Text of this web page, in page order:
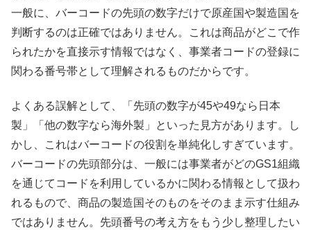
一般に、バーコードの先頭の数字だけで原産国や製造国を
判断するのは正確ではありません。これは商品がどこで作
られたかを直接示す情報ではなく、事業者コードの登録に
関わる番号帯として理解されるものだからです。
よくある誤解として、「先頭の数字が45や49なら日本
製」「他の数字なら海外製」といった見方があります。し
かし、これはバーコードの役割を単純化しすぎています。
バーコードの先頭部分は、一般には事業者がどのGS1組織
を通じてコードを利用しているかに関わる情報として扱わ
れるもので、商品の製造国そのものをそのまま示す仕組み
ではありません。先頭番号の考え方をもう少し整理したい